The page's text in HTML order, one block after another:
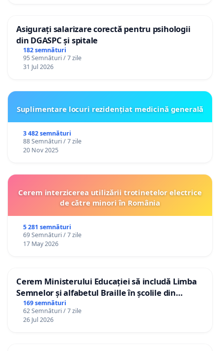
Asigurați salarizare corectă pentru psihologii
din DGASPC și spitale
182 semnături
95 Semnături / 7 zile
31 Jul 2026
Suplimentare locuri rezidențiat medicină generală
3 482 semnături
88 Semnături / 7 zile
20 Nov 2025
Cerem interzicerea utilizării trotinetelor electrice
de către minori în România
5 281 semnături
69 Semnături / 7 zile
17 May 2026
Cerem Ministerului Educației să includă Limba
Semnelor și alfabetul Braille în școlile din
Republica Moldova!
169 semnături
62 Semnături / 7 zile
26 Jul 2026